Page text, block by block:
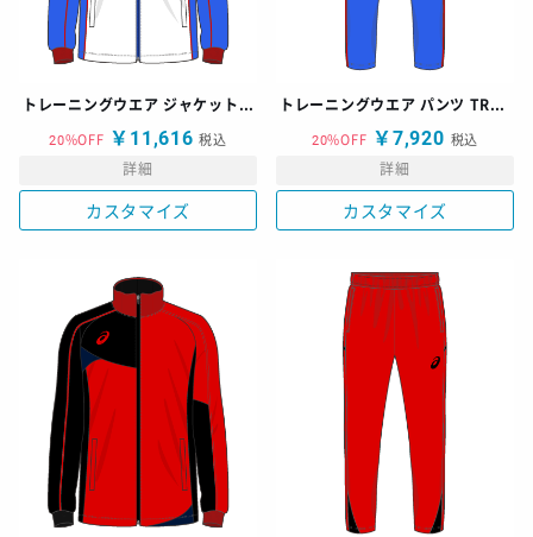
トレーニングウエア ジャケット TR-J
20%OFF ￥11,616 税込
詳細
カスタマイズ
トレーニングウエア パンツ TRB-B
20%OFF ￥7,920 税込
詳細
カスタマイズ